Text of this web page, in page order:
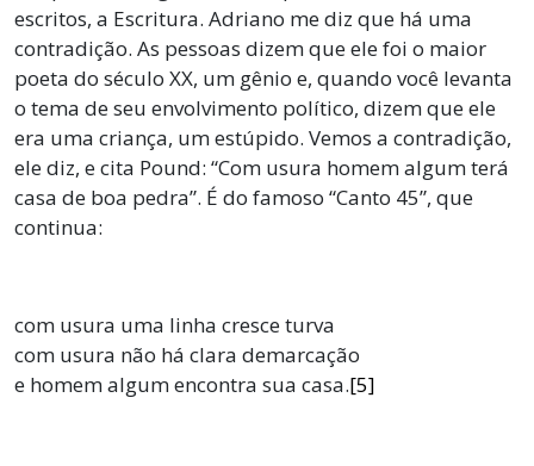
escritos, a Escritura. Adriano me diz que há uma
contradição. As pessoas dizem que ele foi o maior
poeta do século XX, um gênio e, quando você levanta
o tema de seu envolvimento político, dizem que ele
era uma criança, um estúpido. Vemos a contradição,
ele diz, e cita Pound: “Com usura homem algum terá
casa de boa pedra”. É do famoso “Canto 45”, que
continua:
com usura uma linha cresce turva
com usura não há clara demarcação
e homem algum encontra sua casa.[5]